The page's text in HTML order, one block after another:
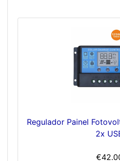
Regulador Painel
2x